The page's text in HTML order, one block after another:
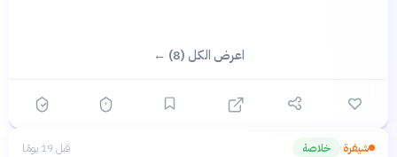
اعرض الكل (8) ←
شيفرة› خلاصة قبل 19 يومًا